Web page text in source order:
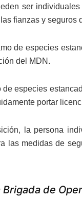
ser
fianzas y
de especies
del MDN.
especies
portar
la persona
las medidas de
Brigada de